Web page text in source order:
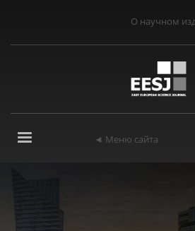
О научном
◄ Меню сайта